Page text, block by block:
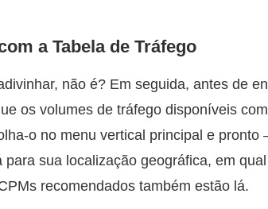
a Tabela de Tráfego
não é? Em seguida, antes de
os volumes de tráfego disponíveis
o no menu vertical principal e pronto
para sua localização geográfica, em
recomendados também estão lá.